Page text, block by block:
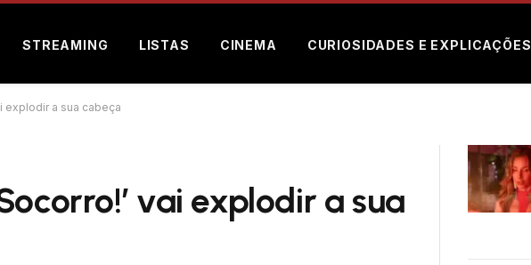
STREAMING LISTAS CINEMA CURIOSIDADES E EXPLICAÇÕES
explodir a sua cabeça
vai explodir a sua